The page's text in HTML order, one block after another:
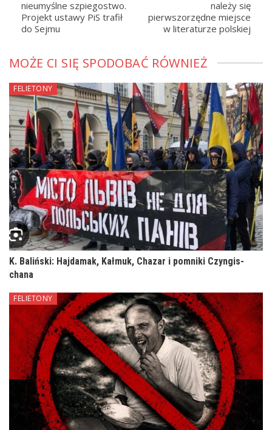
nieumyślne szpiegostwo.
Projekt ustawy PiS trafił
do Sejmu
należy się
pierwszorzędne miejsce
w literaturze polskiej
MOŻE CI SIĘ SPODOBAĆ RÓWNIEŻ
FELIETONY
K. Baliński: Hajdamak, Kałmuk, Chazar i pomniki Czyngis-
chana
FELIETONY